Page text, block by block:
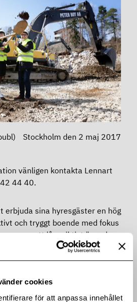
cookies
för att anpassa innehållet
Stockholm den 2 maj 2017
vänligen kontakta Lennart
44 40.
erbjuda sina hyresgäster en hög
och tryggt boende med fokus
genom ett långsiktigt ägande,
aktiv fastighetsutveckling.
noterad på Nasdaq OMX
bolaget finns på